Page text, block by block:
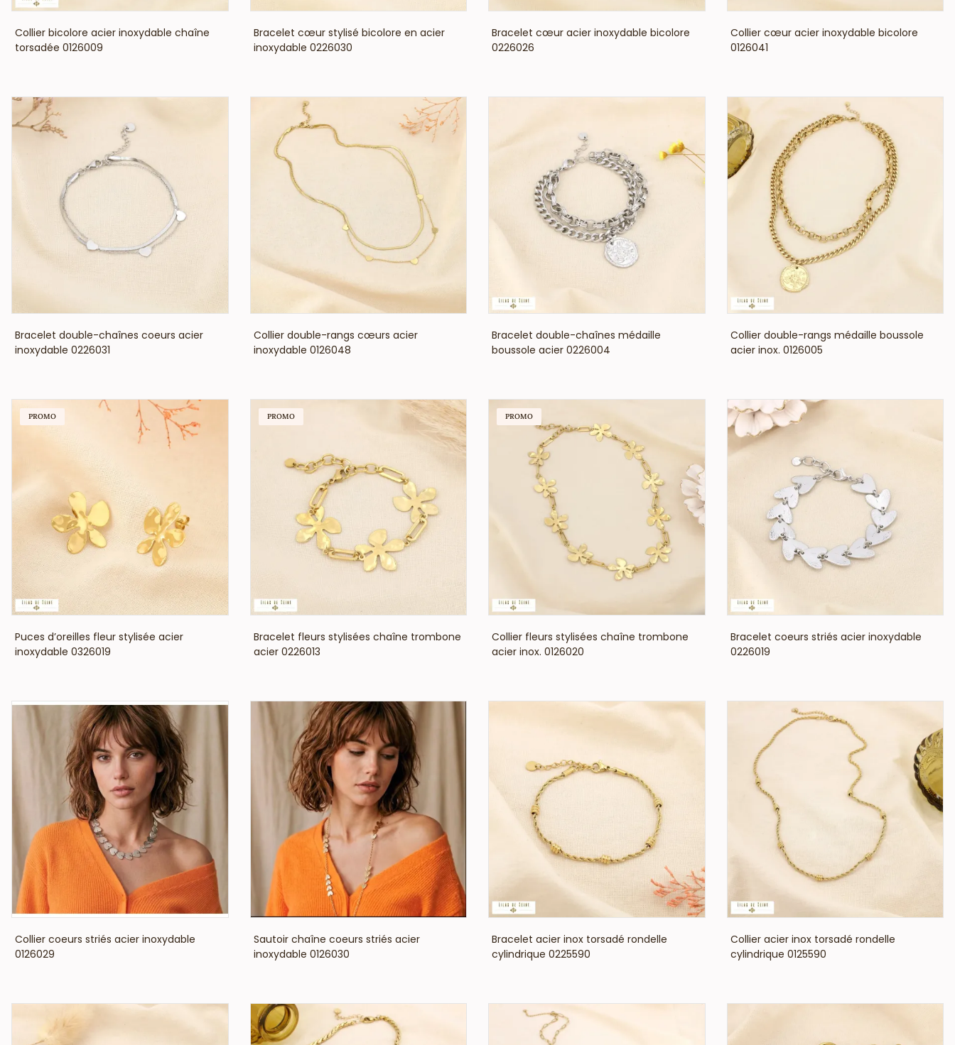
VOIR LE PRIX
Collier bicolore acier inoxydable chaîne
torsadée 0126009
VOIR LE PRIX
Bracelet cœur stylisé bicolore en acier
inoxydable 0226030
VOIR LE PRIX
Bracelet cœur acier inoxydable bicolore
0226026
VOIR LE PRIX
Collier cœur acier inoxydable bicolore
0126041
VOIR LE PRIX
Bracelet double-chaînes coeurs acier
inoxydable 0226031
Collier double-rangs cœurs acier
inoxydable 0126048
VOIR LE PRIX
Bracelet double-chaînes médaille
boussole acier 0226004
VOIR LE PRIX
Collier double-rangs médaille boussole
acier inox. 0126005
VOIR LE PRIX
Puces d’oreilles fleur stylisée acier
inoxydable 0326019
PROMO
VOIR LE PRIX
Bracelet fleurs stylisées chaîne trombone
acier 0226013
PROMO
VOIR LE PRIX
Collier fleurs stylisées chaîne trombone
acier inox. 0126020
PROMO
VOIR LE PRIX
Bracelet coeurs striés acier inoxydable
0226019
VOIR LE PRIX
Collier coeurs striés acier inoxydable
0126029
VOIR LE PRIX
Sautoir chaîne coeurs striés acier
inoxydable 0126030
VOIR LE PRIX
Bracelet acier inox torsadé rondelle
cylindrique 0225590
VOIR LE PRIX
Collier acier inox torsadé rondelle
cylindrique 0125590